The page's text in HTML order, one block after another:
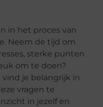
in het proces van
Neem de tijd om
sterke punten
om te doen?
vind je belangrijk in
vragen te
in jezelf en